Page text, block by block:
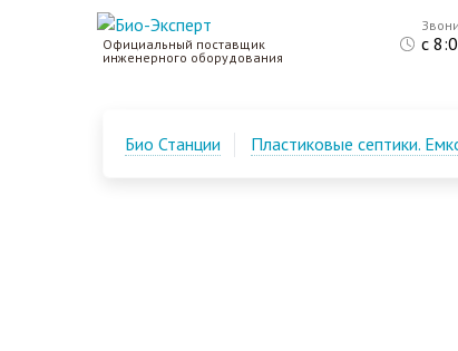
Официальный поставщик
инженерного оборудования
с
Био Станции Пластиковые септики.